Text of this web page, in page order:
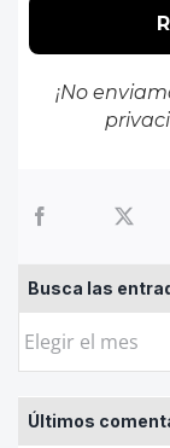
¡No
Busca las
Busca
entradas
de
Últimos